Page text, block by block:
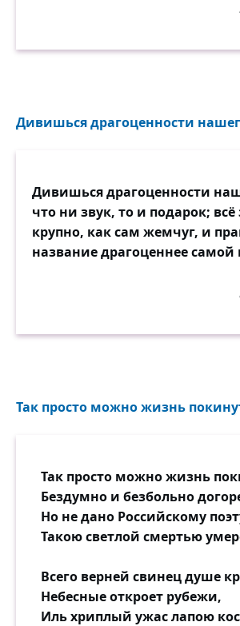
Дивишься драгоценности
Дивишься драгоценности
что ни звук, то и подарок; всё
крупно, как сам жемчуг, и
название драгоценнее
Так просто можно жизнь
Так просто можно жизнь
Бездумно и безбольно
Но не дано Российскому
Такою светлой смертью
Всего верней свинец душе
Небесные откроет рубежи,
Иль хриплый ужас лапою